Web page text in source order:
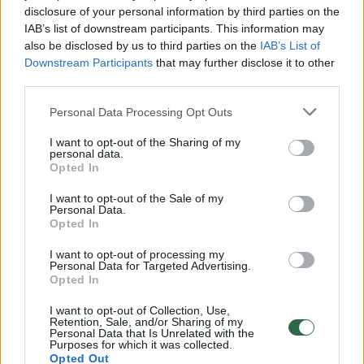
disclosure of your personal information by third parties on the
IAB’s list of downstream participants. This information may
also be disclosed by us to third parties on the IAB’s List of
Downstream Participants that may further disclose it to other
Personal Data Processing Opt Outs
I want to opt-out of the Sharing of my
personal data.
Opted In
I want to opt-out of the Sale of my
Personal Data.
Opted In
I want to opt-out of processing my
Personal Data for Targeted Advertising.
Opted In
I want to opt-out of Collection, Use,
Retention, Sale, and/or Sharing of my
Personal Data that Is Unrelated with the
Purposes for which it was collected.
Opted Out
00:00:30
Vaizdai iš tragiškos avarijos Vilniaus r.: dviejų moterų ir
vaiko gyvybių išgelbėti nepavyko
00:00:57
Savaitės vidurys nusimato karštas: temperatūra kils iki
32 laipsnių šilumos
Žinios | Orai
Nufilmavo, kaip patvino Vilniaus Vakarinis aplinkkelis:
vaizdas pribloškia
Avarija Vilniuje: į stotelę įsirėžęs automobilis sužalojo